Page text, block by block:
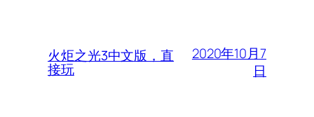
火炬之光3中文版，直
接玩
2020年10月7
日